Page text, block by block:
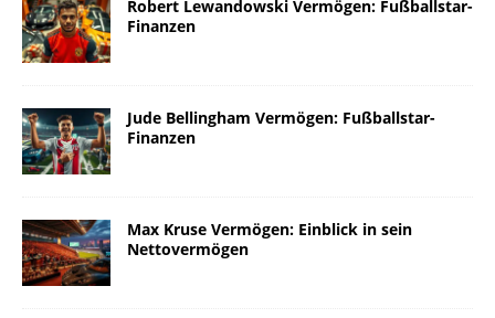
Robert Lewandowski Vermögen: Fußballstar-
Finanzen
Jude Bellingham Vermögen: Fußballstar-
Finanzen
Max Kruse Vermögen: Einblick in sein
Nettovermögen